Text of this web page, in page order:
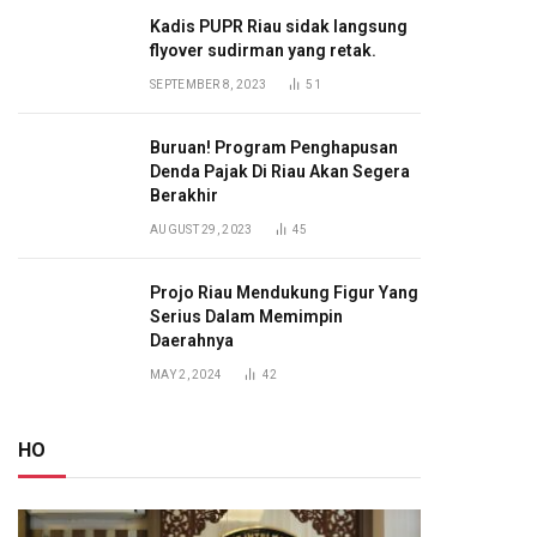
Kadis PUPR Riau sidak langsung
flyover sudirman yang retak.
SEPTEMBER 8, 2023 51
Buruan! Program Penghapusan
Denda Pajak Di Riau Akan Segera
Berakhir
AUGUST 29, 2023 45
Projo Riau Mendukung Figur Yang
Serius Dalam Memimpin
Daerahnya
MAY 2, 2024 42
HO